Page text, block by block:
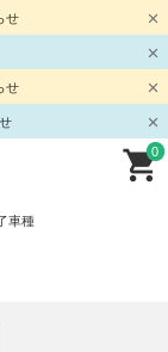
せ
せ
0
車種